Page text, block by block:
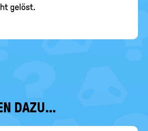
gelöst.
DAZU...